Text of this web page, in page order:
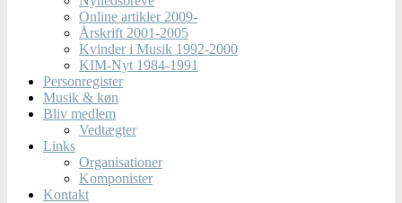
Online artikler 2009-
Årskrift 2001-2005
Kvinder i Musik 1992-2000
KIM-Nyt 1984-1991
Personregister
Musik & køn
Bliv medlem
Vedtægter
Links
Organisationer
Komponister
Kontakt